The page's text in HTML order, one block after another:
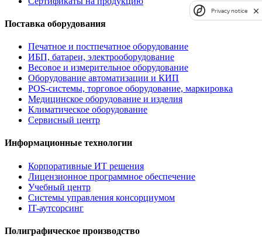
Поставка оборудования
Печатное и постпечатное оборудование
ИБП, батареи, электрооборудование
Весовое и измерительное оборудование
Оборудование автоматизации и КИП
POS-системы, торговое оборудование, маркировка
Медицинское оборудование и изделия
Климатическое оборудование
Сервисный центр
Информационные технологии
Корпоративные ИТ решения
Лицензионное программное обеспечение
Учебный центр
Системы управления консорциумом
IT-аутсорсинг
Полиграфическое производство
Privacy notice